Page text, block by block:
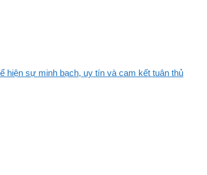
hiện sự minh bạch, uy tín và cam kết tuân thủ